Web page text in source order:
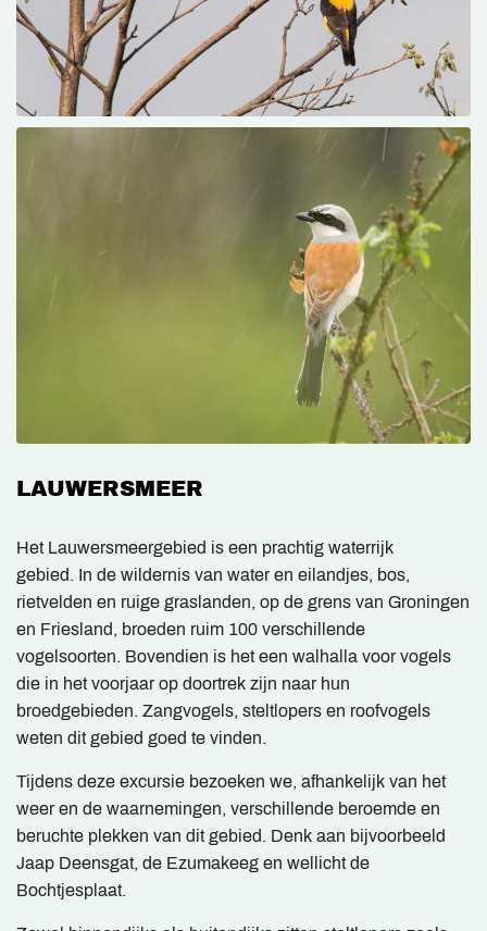
LAUWERSMEER
Het Lauwersmeergebied is een prachtig waterrijk
gebied. In de wildernis van water en eilandjes, bos,
rietvelden en ruige graslanden, op de grens van Groningen
en Friesland, broeden ruim 100 verschillende
vogelsoorten. Bovendien is het een walhalla voor vogels
die in het voorjaar op doortrek zijn naar hun
broedgebieden. Zangvogels, steltlopers en roofvogels
weten dit gebied goed te vinden.
Tijdens deze excursie bezoeken we, afhankelijk van het
weer en de waarnemingen, verschillende beroemde en
beruchte plekken van dit gebied. Denk aan bijvoorbeeld
Jaap Deensgat, de Ezumakeeg en wellicht de
Bochtjesplaat.